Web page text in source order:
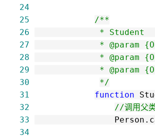
24
25
/*
26
27
28
29
30
*/
31
function
32
//调用父
33
34